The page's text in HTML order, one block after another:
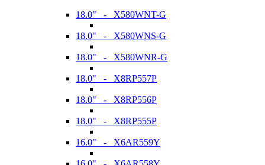
18.0" - X580WNT-G
18.0" - X580WNS-G
18.0" - X580WNR-G
18.0" - X8RP557P
18.0" - X8RP556P
18.0" - X8RP555P
16.0" - X6AR559Y